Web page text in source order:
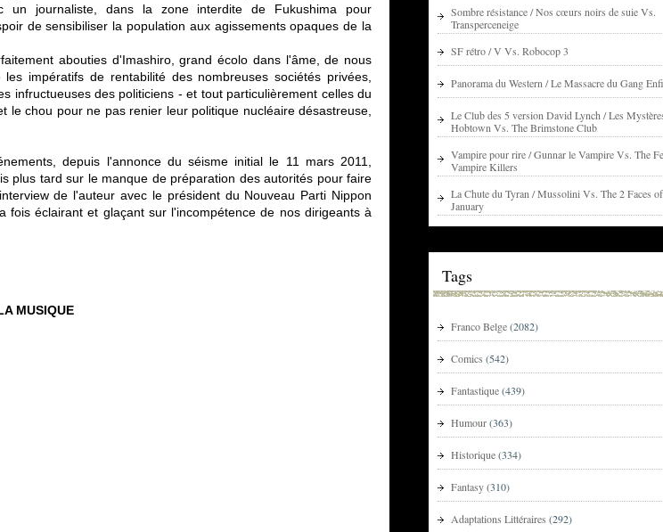
un journaliste, dans la zone interdite de Fukushima pour
de sensibiliser la population aux agissements opaques de la
abouties d'Imashiro, grand écolo dans l'âme, de nous
impératifs de rentabilité des nombreuses sociétés privées,
infructueuses des politiciens - et tout particulièrement celles du
le chou pour ne pas renier leur politique nucléaire désastreuse,
depuis l'annonce du séisme initial le 11 mars 2011,
plus tard sur le manque de préparation des autorités pour faire
de l'auteur avec le président du Nouveau Parti Nippon
éclairant et glaçant sur l'incompétence de nos dirigeants à
MUSIQUE
Sombre résistance / Nos cœurs noirs de suie Vs.
Transperceneige
SF rétro / V Vs. Robocop 3
Panorama du Western / Le Massacre du Gang
Le Club des 5 version David Lynch / Les
Hobtown Vs. The Brimstone Club
Vampire pour rire / Gunnar le Vampire Vs. The
Vampire Killers
La Chute du Tyran / Mussolini Vs. The 2 Faces of
January
Tags
Franco Belge(2082)
Comics (542)
Fantastique(439)
Humour(363)
Historique(334)
Fantasy(310)
Adaptations Littéraires (292)